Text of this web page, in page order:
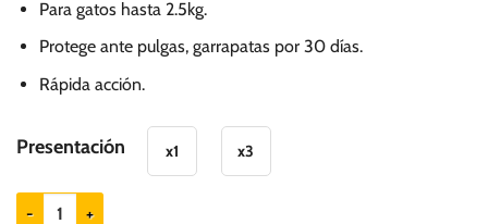
S/.
Para gatos hasta 2.5kg.
Protege ante pulgas, garrapatas por 30 días.
Rápida acción.
Presentación x1 x3
Revolution Plus hasta 2.5kg antipulgas y antiparasitario cantidad